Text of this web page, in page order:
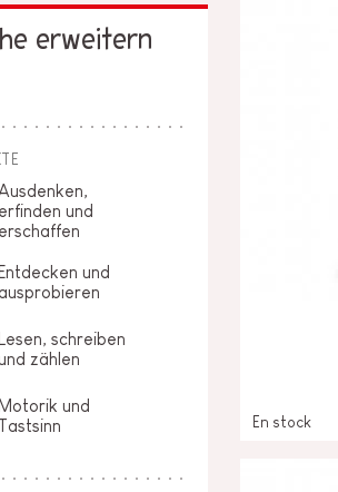
erweitern
erfinden und
erschaffen
Entdecken und
ausprobieren
Lesen, schreiben
zählen
Motorik und
Tastsinn
En stock